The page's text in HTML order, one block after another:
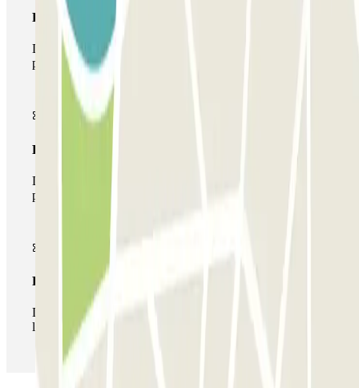
Pase básico
Durante tu estancia podrás entrar y salir una única vez al
parking
Pase multiparking
Durante tu estancia podrás hacer uso de toda la red de
parkings de este operador disponibles en Parclick.
Pase ilimitado
Durante tu estancia podrás entrar y salir del parking todas
las veces que quieras.